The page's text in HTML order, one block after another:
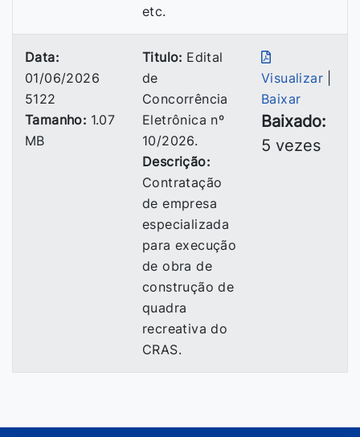
etc.
Data:
01/06/2026
5122
Tamanho: 1.07
MB
Titulo: Edital
de
Concorrência
Eletrônica nº
10/2026.
Descrição:
Contratação
de empresa
especializada
para execução
de obra de
construção de
quadra
recreativa do
CRAS.
Visualizar
Baixar
Baixado:
5 vezes